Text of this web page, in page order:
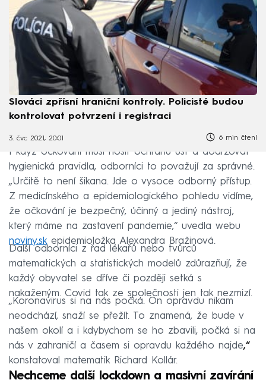
Slováci zpřísní hraniční kontroly. Policisté budou
kontrolovat potvrzení i registraci
3. čvc 2021, 20:01 6 min čtení
I když očkovaní musí nosit ochranu úst a dodržovat
hygienická pravidla, odborníci to považují za správné.
„Určitě to není šikana. Jde o vysoce odborný přístup.
Z medicínského a epidemiologického pohledu vidíme,
že očkování je bezpečný, účinný a jediný nástroj,
který máme na zastavení pandemie,“ uvedla webu
noviny.skepidemioložka Alexandra Bražinová.
Další odborníci z řad lékařů nebo tvůrců
matematických a statistických modelů zdůrazňují, že
každý obyvatel se dříve či později setká s
nakaženým. Covid tak ze společnosti jen tak nezmizí.
„Koronavirus si na nás počká. On opravdu nikam
neodchází, snaží se přežít. To znamená, že bude v
našem okolí a i kdybychom se ho zbavili, počká si na
nás v zahraničí a časem si opravdu každého najde,“
konstatoval matematik Richard Kollár.
Nechceme další lockdown a masivní zavírání